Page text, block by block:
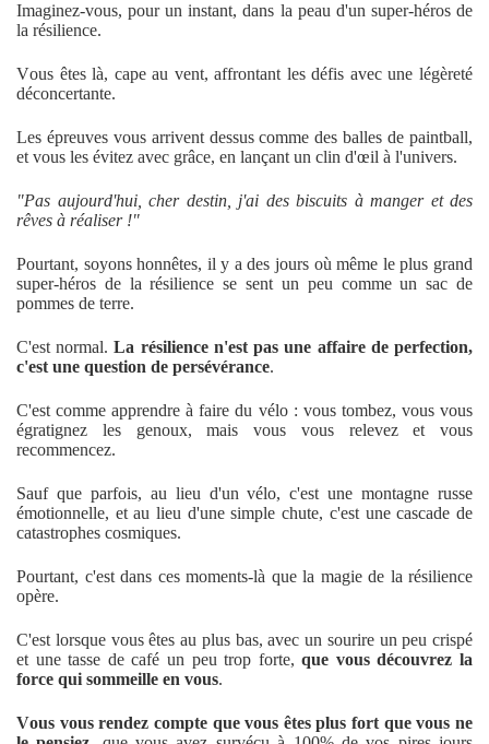
Imaginez-vous, pour un instant, dans la peau d'un super-héros de
la résilience.
Vous êtes là, cape au vent, affrontant les défis avec une légèreté
déconcertante.
Les épreuves vous arrivent dessus comme des balles de paintball,
et vous les évitez avec grâce, en lançant un clin d'œil à l'univers.
"Pas aujourd'hui, cher destin, j'ai des biscuits à manger et des
rêves à réaliser !"
Pourtant, soyons honnêtes, il y a des jours où même le plus grand
super-héros de la résilience se sent un peu comme un sac de
pommes de terre.
C'est normal.La résilience n'est pas une affaire de perfection,
c'est une question de persévérance.
C'est comme apprendre à faire du vélo : vous tombez, vous vous
égratignez les genoux, mais vous vous relevez et vous
recommencez.
Sauf que parfois, au lieu d'un vélo, c'est une montagne russe
émotionnelle, et au lieu d'une simple chute, c'est une cascade de
catastrophes cosmiques.
Pourtant, c'est dans ces moments-là que la magie de la résilience
opère.
C'est lorsque vous êtes au plus bas, avec un sourire un peu crispé
et une tasse de café un peu trop forte,que vous découvrez la
force qui sommeille en vous.
Vous vous rendez compte que vous êtes plus fort que vous ne